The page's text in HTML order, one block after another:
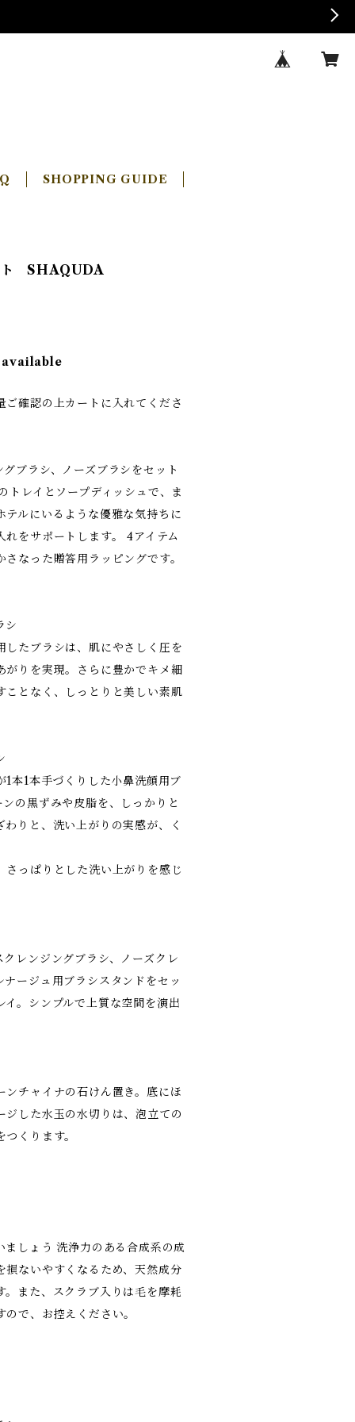
SHOPPING GUIDE
ト SHAQUDA
確認の上カートに入れてくださ
ブラシ、ノーズブラシをセット
トレイとソープディッシュで、ま
テルにいるような優雅な気持ちに
をサポートします。 4アイテム
なった贈答用ラッピングです。
シ
したブラシは、肌にやさしく圧を
がりを実現。さらに豊かでキメ細
ことなく、しっとりと美しい素肌
本1本手づくりした小鼻洗顔用ブ
の黒ずみや皮脂を、しっかりと
りと、洗い上がりの実感が、く
っぱりとした洗い上がりを感じ
レンジングブラシ、ノーズクレ
ージュ用ブラシスタンドをセッ
イ。シンプルで上質な空間を演出
チャイナの石けん置き。底にほ
ジした水玉の水切りは、泡立ての
くります。
しょう 洗浄力のある合成系の成
損ないやすくなるため、天然成分
。また、スクラブ入りは毛を摩耗
で、お控えください。